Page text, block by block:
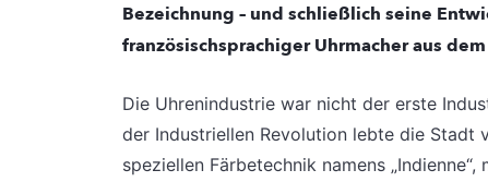
Bezeichnung – und schließlich seine
französischsprachiger Uhrmacher aus
Die Uhrenindustrie war nicht der erste
der Industriellen Revolution lebte die Stadt
speziellen Färbetechnik namens